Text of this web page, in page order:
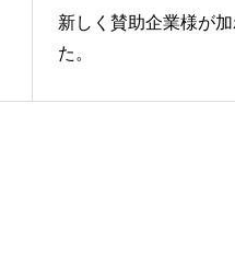
新しく賛助企業様が
た。